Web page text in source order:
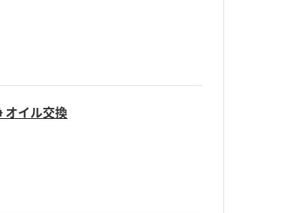
オイル交換